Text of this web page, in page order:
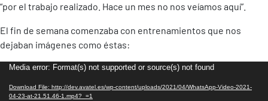
“por el trabajo realizado. Hace un mes no nos veíamos aquí”.
El fin de semana comenzaba con entrenamientos que nos
dejaban imágenes como éstas:
Video
Player
Media error: Format(s) not supported or source(s) not found
Download File: http://dev.avatel.es/wp-content/uploads/2021/04/WhatsApp-Video-2021-
04-23-at-21.51.46-1.mp4?_=1